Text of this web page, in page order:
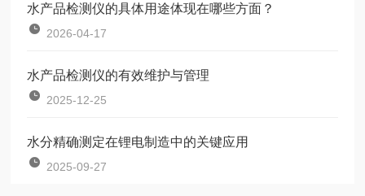
水产品检测仪的具体用途体现在哪些方面？
2026-04-17
水产品检测仪的有效维护与管理
2025-12-25
水分精确测定在锂电制造中的关键应用
2025-09-27